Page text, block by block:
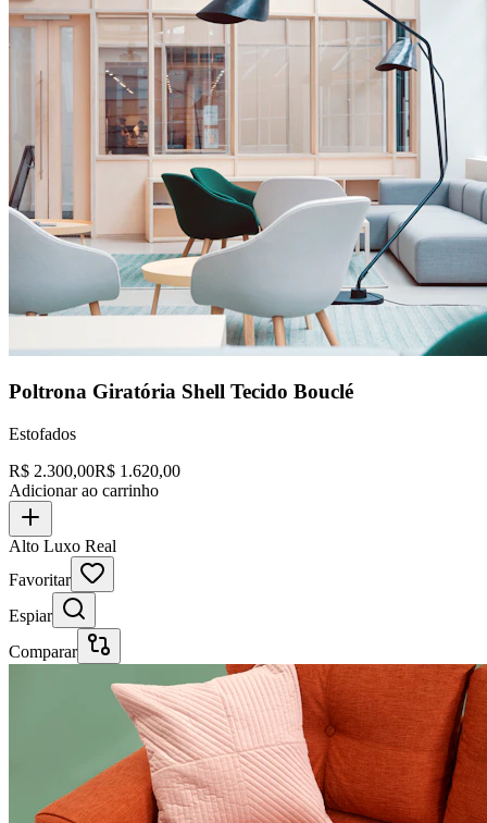
Poltrona Giratória Shell Tecido Bouclé
Estofados
R$ 2.300,00R$ 1.620,00
Adicionar ao carrinho
Alto Luxo Real
Favoritar
Espiar
Comparar